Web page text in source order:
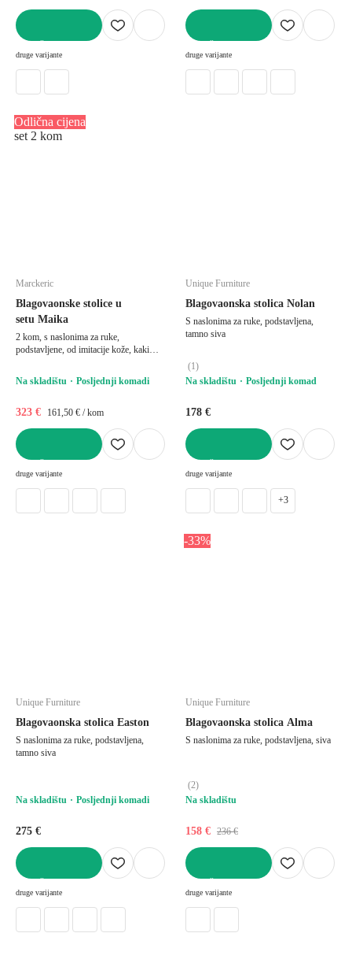
druge varijante druge varijante
Odlična cijena
set 2 kom
Marckeric
Blagovaonske stolice u
setu Maika
2 kom, s naslonima za ruke,
podstavljene, od imitacije kože, kaki
Na skladištu
Posljednji komadi
323 € 161,50 € / kom
druge varijante
Unique Furniture
Blagovaonska stolica Nolan
S naslonima za ruke, podstavljena,
tamno siva
(1)
Na skladištu
Posljednji komad
178 €
druge varijante
+3
Unique Furniture
Blagovaonska stolica Easton
S naslonima za ruke, podstavljena,
tamno siva
Na skladištu Posljednji komadi
275 €
druge varijante
-33%
Unique Furniture
Blagovaonska stolica Alma
S naslonima za ruke, podstavljena, siva
(2)
Na skladištu
158 € 236 €
druge varijante